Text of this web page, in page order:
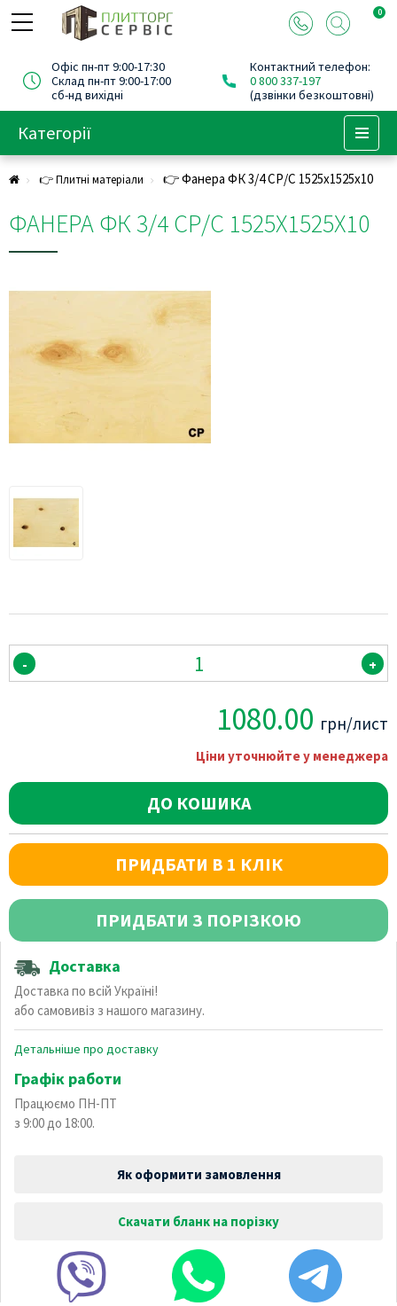
0
Офіс пн-пт 9:00-17:30
Склад пн-пт 9:00-17:00
сб-нд вихідні
Контактний телефон:
0 800 337-197
(дзвінки безкоштовні)
Категорії
👉 Плитні матеріали 👉 Фанера ФК 3/4 СР/С 1525х1525х10
ФАНЕРА ФК 3/4 СР/С 1525Х1525Х10
- +
1080.00 грн/лист
Ціни уточнюйте у менеджера
ДО КОШИКА
ПРИДБАТИ В 1 КЛІК
ПРИДБАТИ З ПОРІЗКОЮ
Доставка
Доставка по всій Україні!
або самовивіз з нашого магазину.
Детальніше про доставку
Графік работи
Працюємо ПН-ПТ
з 9:00 до 18:00.
Як оформити замовлення
Скачати бланк на порізку